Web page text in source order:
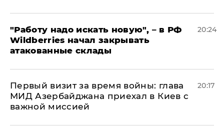
"Работу надо искать новую", – в РФ
Wildberries начал закрывать
атакованные склады
20:24
Первый визит за время войны: глава
МИД Азербайджана приехал в Киев с
важной миссией
20:17